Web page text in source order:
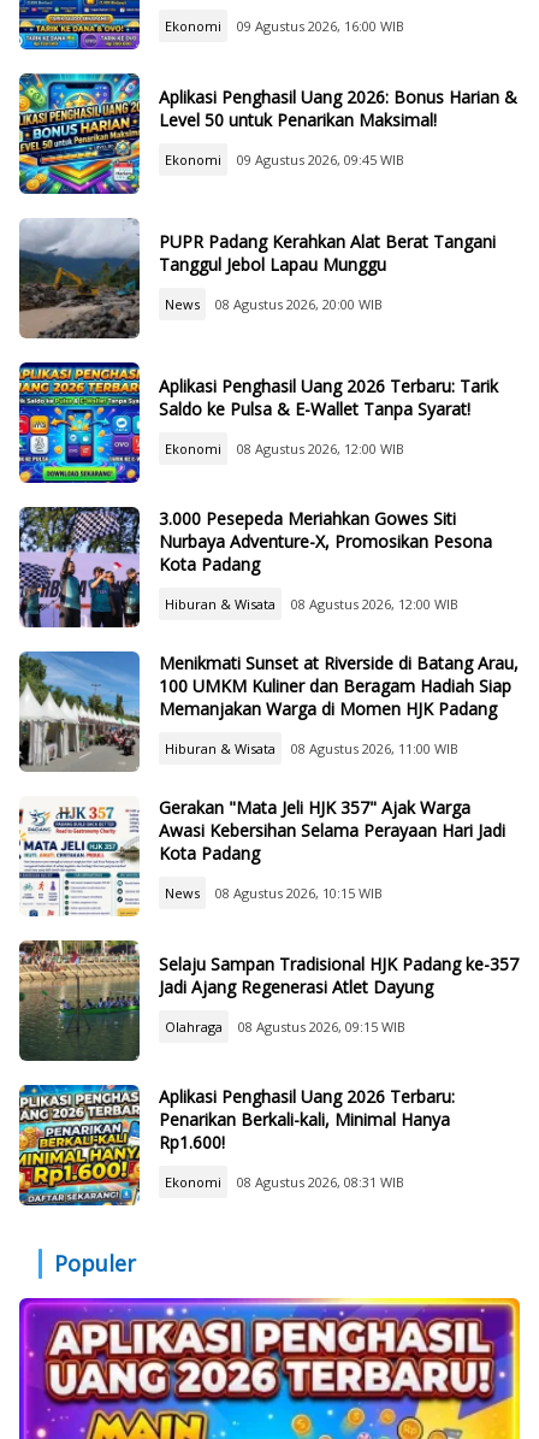
Ekonomi 09 Agustus 2026, 16:00 WIB
Aplikasi Penghasil Uang 2026: Bonus Harian &
Level 50 untuk Penarikan Maksimal!
Ekonomi 09 Agustus 2026, 09:45 WIB
PUPR Padang Kerahkan Alat Berat Tangani
Tanggul Jebol Lapau Munggu
News 08 Agustus 2026, 20:00 WIB
Aplikasi Penghasil Uang 2026 Terbaru: Tarik
Saldo ke Pulsa & E-Wallet Tanpa Syarat!
Ekonomi 08 Agustus 2026, 12:00 WIB
3.000 Pesepeda Meriahkan Gowes Siti
Nurbaya Adventure-X, Promosikan Pesona
Kota Padang
Hiburan & Wisata 08 Agustus 2026, 12:00 WIB
Menikmati Sunset at Riverside di Batang Arau,
100 UMKM Kuliner dan Beragam Hadiah Siap
Memanjakan Warga di Momen HJK Padang
Hiburan & Wisata 08 Agustus 2026, 11:00 WIB
Gerakan "Mata Jeli HJK 357" Ajak Warga
Awasi Kebersihan Selama Perayaan Hari Jadi
Kota Padang
News 08 Agustus 2026, 10:15 WIB
Selaju Sampan Tradisional HJK Padang ke-357
Jadi Ajang Regenerasi Atlet Dayung
Olahraga 08 Agustus 2026, 09:15 WIB
Aplikasi Penghasil Uang 2026 Terbaru:
Penarikan Berkali-kali, Minimal Hanya
Rp1.600!
Ekonomi 08 Agustus 2026, 08:31 WIB
Populer